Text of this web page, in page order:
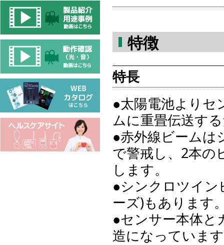
特徴
特長
●太陽電池よりセ
ムに重畳伝送す
●赤外線ビームは
で警戒し、2本の
します。
●シンクロツイン
ーズ)もあります
●センサー本体と
造になっていま